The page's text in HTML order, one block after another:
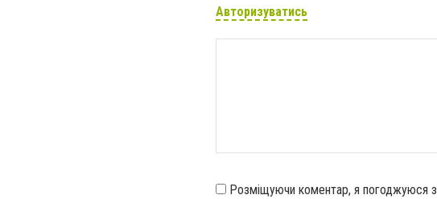
Авторизуватись
Розміщуючи коментар, я погоджуюся з